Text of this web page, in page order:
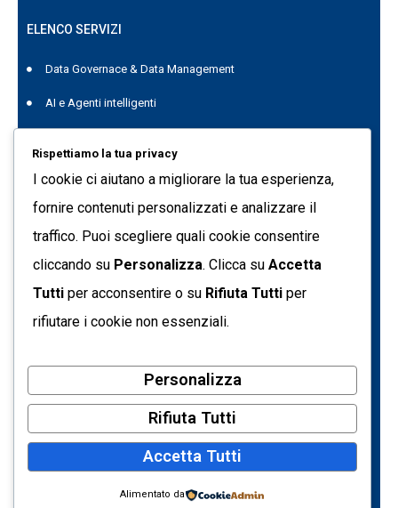
ELENCO SERVIZI
Data Governace & Data Management
AI e Agenti intelligenti
Data Genius
Quest Data Management Platform
Formazione
C.so Svizzera 185 10149 - Torino (TO) Italia
info@tecnetdati.it
Partita IVA: 05793500017
Codice Fiscale: 09205650154
Registro Imprese di Torino – REA n. 719161
Capitale sociale € 10.400,00 i.v.
Rispettiamo la tua privacy
I cookie ci aiutano a migliorare la tua esperienza,
fornire contenuti personalizzati e analizzare il
traffico. Puoi scegliere quali cookie consentire
cliccando su Personalizza. Clicca su Accetta
Tutti per acconsentire o su Rifiuta Tutti per
rifiutare i cookie non essenziali.
Personalizza
Rifiuta Tutti
Accetta Tutti
Alimentato da